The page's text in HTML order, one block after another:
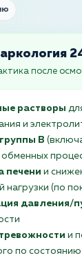
после
растворы
и
B
печени и
нагрузки (по
давления/
и
по